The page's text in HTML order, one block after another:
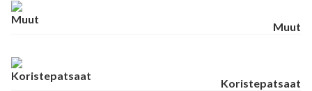
Muut
Koristepatsaat